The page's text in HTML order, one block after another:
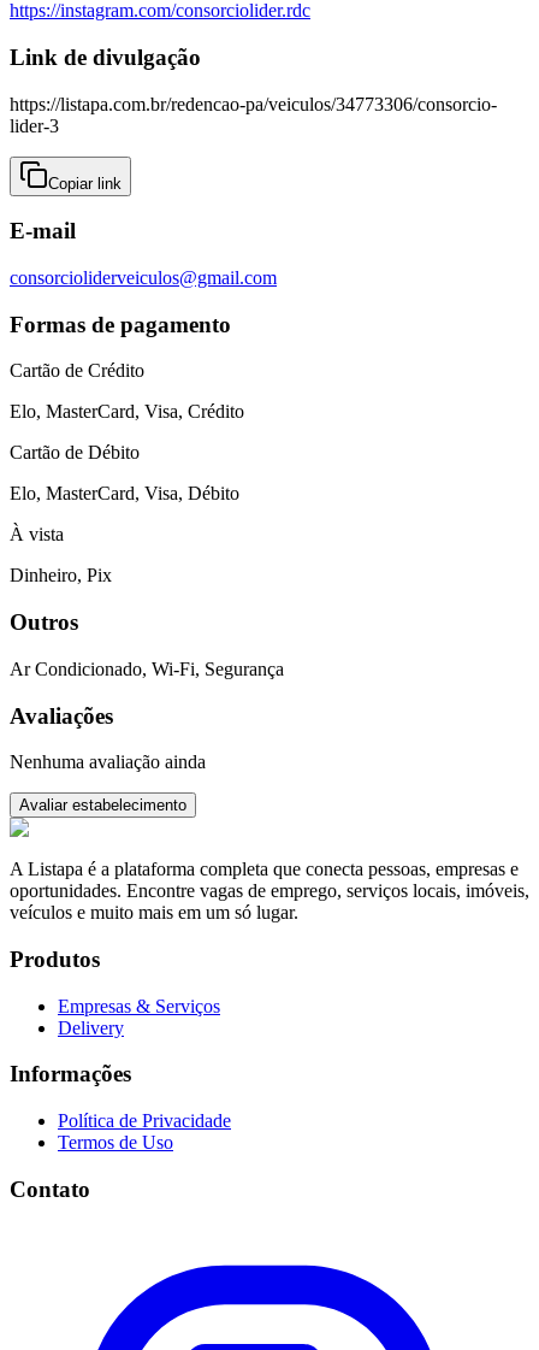
https://instagram.com/consorciolider.rdc
Link de divulgação
https://listapa.com.br/redencao-pa/veiculos/34773306/consorcio-
lider-3
Copiar link
E-mail
consorcioliderveiculos@gmail.com
Formas de pagamento
Cartão de Crédito
Elo, MasterCard, Visa, Crédito
Cartão de Débito
Elo, MasterCard, Visa, Débito
À vista
Dinheiro, Pix
Outros
Ar Condicionado, Wi-Fi, Segurança
Avaliações
Nenhuma avaliação ainda
Avaliar estabelecimento
A Listapa é a plataforma completa que conecta pessoas, empresas e
oportunidades. Encontre vagas de emprego, serviços locais, imóveis,
veículos e muito mais em um só lugar.
Produtos
Empresas & Serviços
Delivery
Informações
Política de Privacidade
Termos de Uso
Contato